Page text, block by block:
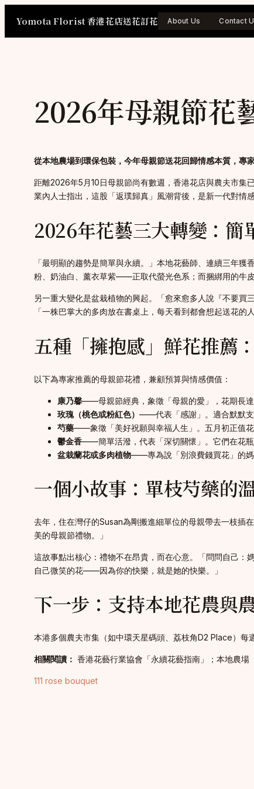
Yomota Florist 香港花店送花訂花 About Us Contact
2026年母親節花
從本地農場到環保包裝，今年母親節送花回歸情感本質，專
距離2026年5月10日母親節尚有數週，香港花店與農夫市集
業內人士指出，這股「返璞歸真」風潮背後，是新一代對情
2026年花藝三大轉變：簡
「最明顯的趨勢是簡單與永續。」本地花藝師、連續三年
粉、奶油白、薰衣草紫——正取代螢光色系；而捆綁用的牛
另一重大變化是盆栽植物的興起。「愈來愈多人說『不要買
「一株巴掌大的多肉放在書桌上，每天看到都會想起送花的人
五種「擁抱感」鮮花推薦
以下為專家推薦的母親節花禮，兼顧預算與情感價值：
康乃馨——母親節經典，象徵「母親的愛」，花期長達
玫瑰（桃色或粉紅色） ——代表「感謝」。適合默默支
芍藥——象徵「美好祝願與幸福人生」。五月初正值花
鬱金香——簡單活潑，代表「深切關懷」。它們在花瓶
盆栽蘭花或多肉植物——專為說「別浪費錢買花」的媽
一個小故事：單枝芍藥的
去年，住在灣仔的Susan為剛搬進細單位的母親帶去一枝插
美的母親節禮物。」
這故事點出核心：禮物不在昂貴，而在心意。「問問自己：
自己微笑的花——因為你的快樂，就是她的快樂。」
下一步：支持本地花農與
本港多個農夫市集（如中環天星碼頭、荔枝角D2 Place）每
相關閱讀： 香港花藝行業協會「永續花藝指南」；本地農場
111 rose bouquet